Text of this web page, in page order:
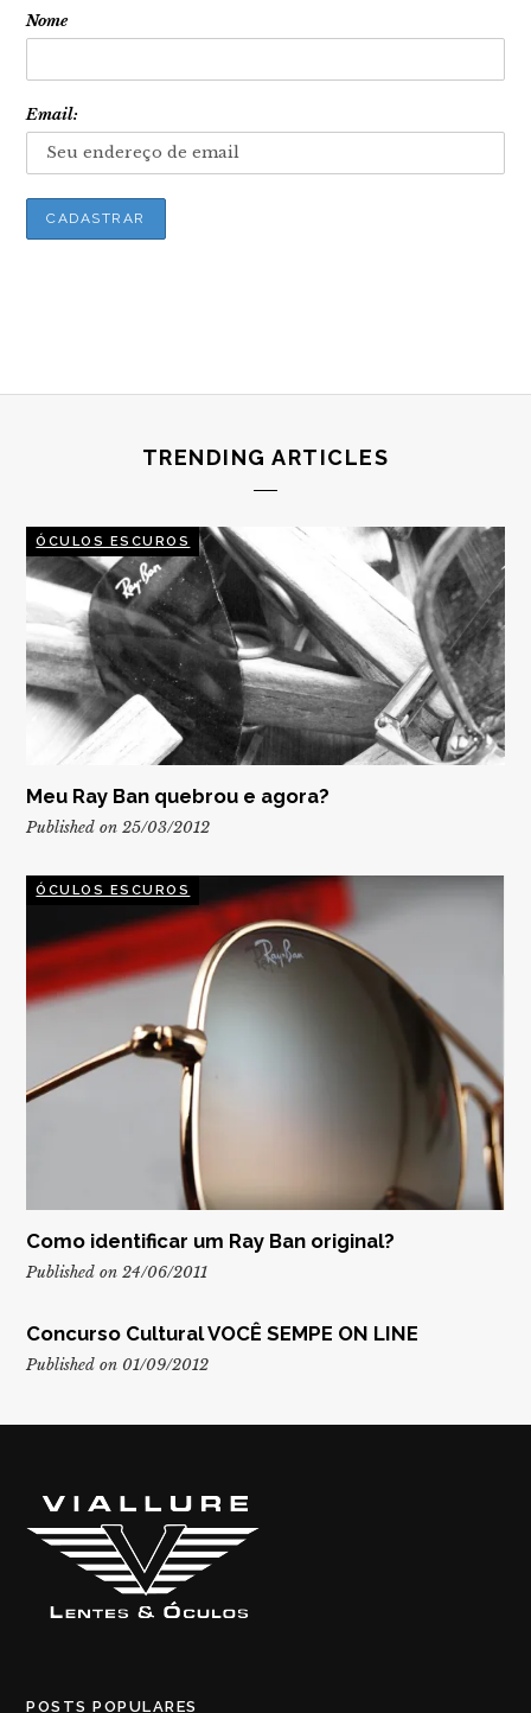
Nome
Email:
TRENDING ARTICLES
ÓCULOS ESCUROS
Meu Ray Ban quebrou e agora?
Published on 25/03/2012
ÓCULOS ESCUROS
Como identificar um Ray Ban original?
Published on 24/06/2011
Concurso Cultural VOCÊ SEMPE ON LINE
Published on 01/09/2012
POSTS POPULARES